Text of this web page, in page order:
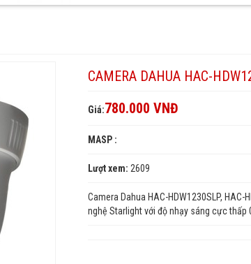
CAMERA DAHUA HAC-
Giá:780.000 VNĐ
MASP :
Lượt xem: 2609
Camera Dahua HAC-HDW1230SLP,
nghệ Starlight với độ nhạy sáng cực thấp